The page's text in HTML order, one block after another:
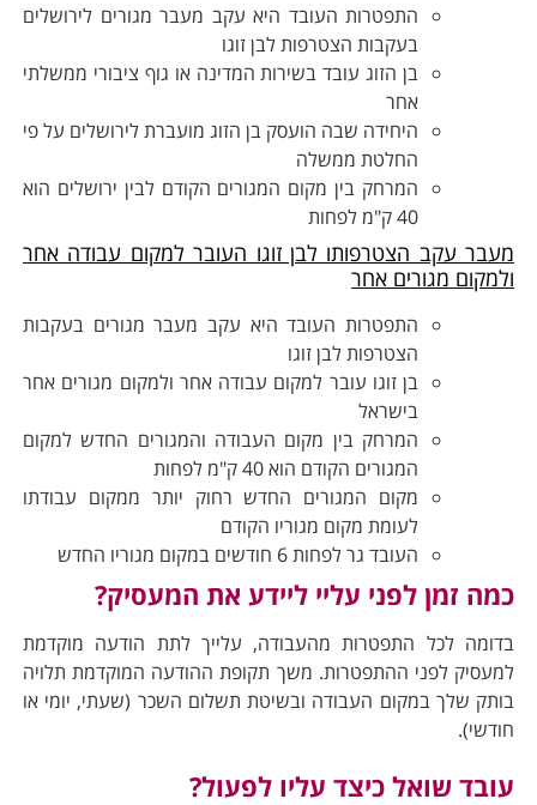
התפטרות העובד היא עקב מעבר מגורים לירושלים
בעקבות הצטרפות לבן זוגו
בן הזוג עובד בשירות המדינה או גוף ציבורי ממשלתי
אחר
היחידה שבה הועסק בן הזוג מועברת לירושלים על פי
החלטת ממשלה
המרחק בין מקום המגורים הקודם לבין ירושלים הוא
עקב הצטרפותו לבן זוגו העובר למקום עבודה אחר
מגורים אחר
התפטרות העובד היא עקב מעבר מגורים בעקבות
הצטרפות לבן זוגו
בן זוגו עובר למקום עבודה אחר ולמקום מגורים אחר
בישראל
המרחק בין מקום העבודה והמגורים החדש למקום
המגורים הקודם הוא 40 ק"מ לפחות
מקום המגורים החדש רחוק יותר ממקום עבודתו
לעומת מקום מגוריו הקודם
העובד גר לפחות 6 חודשים במקום מגוריו החדש
זמן לפני עליי ליידע את המעסיק?
לכל התפטרות מהעבודה, עלייך לתת הודעה מוקדמת
לפני ההתפטרות. משך תקופת ההודעה המוקדמת תלויה
שלך במקום העבודה ובשיטת תשלום השכר (שעתי, יומי או
שואל כיצד עליו לפעול?